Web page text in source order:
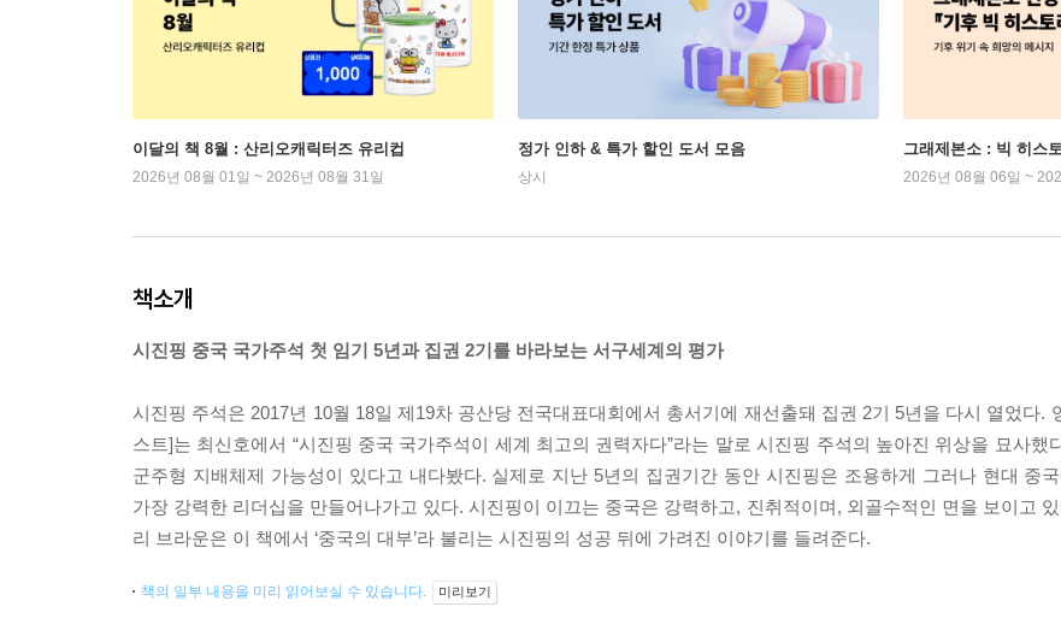
이달의 책 8월 : 산리오캐릭터즈 유리컵
2026년 08월 01일 ~ 2026년 08월 31일
정가 인하 & 특가 할인 도서 모음
상시
그래제본소 : 빅 히스
2026년 08월 06일 ~
책소개
시진핑 중국 국가주석 첫 임기 5년과 집권 2기를 바라보는 서구세계의 평가
시진핑 주석은 2017년 10월 18일 제19차 공산당 전국대표대회에서 총서기에 재선출돼 집권 2기 5년을 다시 열었다.
스트]는 최신호에서 “시진핑 중국 국가주석이 세계 최고의 권력자다”라는 말로 시진핑 주석의 높아진 위상을 묘사했
군주형 지배체제 가능성이 있다고 내다봤다. 실제로 지난 5년의 집권기간 동안 시진핑은 조용하게 그러나 현대 중
가장 강력한 리더십을 만들어나가고 있다. 시진핑이 이끄는 중국은 강력하고, 진취적이며, 외골수적인 면을 보이고
리 브라운은 이 책에서 ‘중국의 대부’라 불리는 시진핑의 성공 뒤에 가려진 이야기를 들려준다.
책의 일부 내용을 미리 읽어보실 수 있습니다. 미리보기